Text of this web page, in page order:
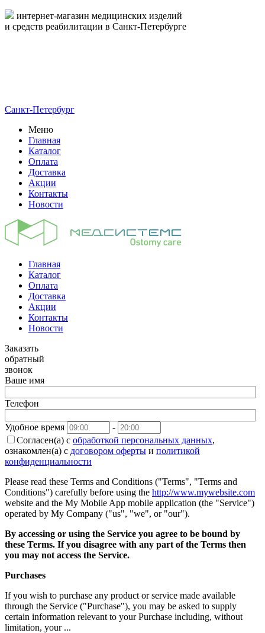
интернет-магазин медицинских изделий
и средств реабилитации в Санкт-Петербурге
Санкт-Петербург
Меню
Главная
Каталог
Оплата
Доставка
Акции
Контакты
Новости
Главная
Каталог
Оплата
Доставка
Акции
Контакты
Новости
Заказать
обратный
звонок
Ваше имя
Телефон
Удобное время
-
Согласен(а) с обработкой персональных данных,
ознакомлен(а) с договором оферты и политикой
конфиденциальности
Please read these Terms and Conditions ("Terms", "Terms and
Conditions") carefully before using the http://www.mywebsite.com
website and the My Mobile App mobile application (the "Service")
operated by My Company ("us", "we", or "our").
By accessing or using the Service you agree to be bound by
these Terms. If you disagree with any part of the Terms then
you may not access the Service.
Purchases
If you wish to purchase any product or service made available
through the Service ("Purchase"), you may be asked to supply
certain information relevant to your Purchase including, without
limitation, your ...